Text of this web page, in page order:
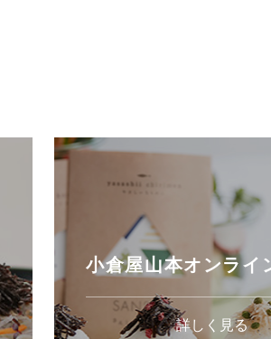
小倉屋山本オンライ
詳しく見る